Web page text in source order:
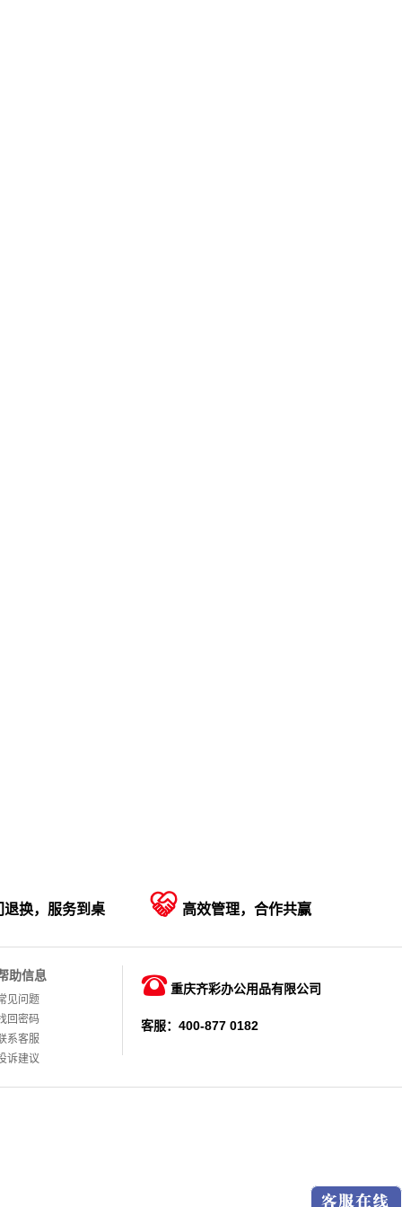
换，服务到桌  高效管理，合作共赢
助信息
见问题
回密码
系客服
诉建议
重庆齐彩办公用品有限公司
客服：400-877 0182